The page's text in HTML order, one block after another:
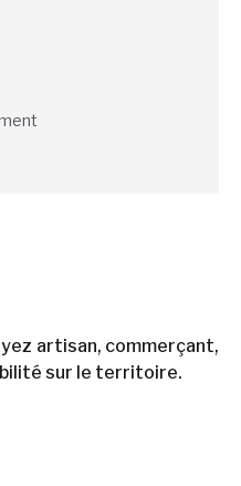
artisan, commerçant,
sur le territoire.